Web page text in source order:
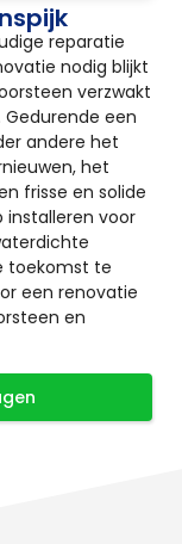
reparatie
nodig blijkt
verzwakt
een
andere het
het
frisse en solide
installeren voor
toekomst te
een renovatie
en